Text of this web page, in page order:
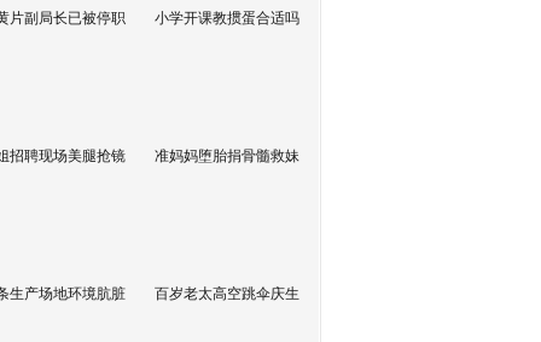
片副局长已被停职 小学开课教掼蛋合适吗
招聘现场美腿抢镜 准妈妈堕胎捐骨髓救妹
生产场地环境肮脏 百岁老太高空跳伞庆生